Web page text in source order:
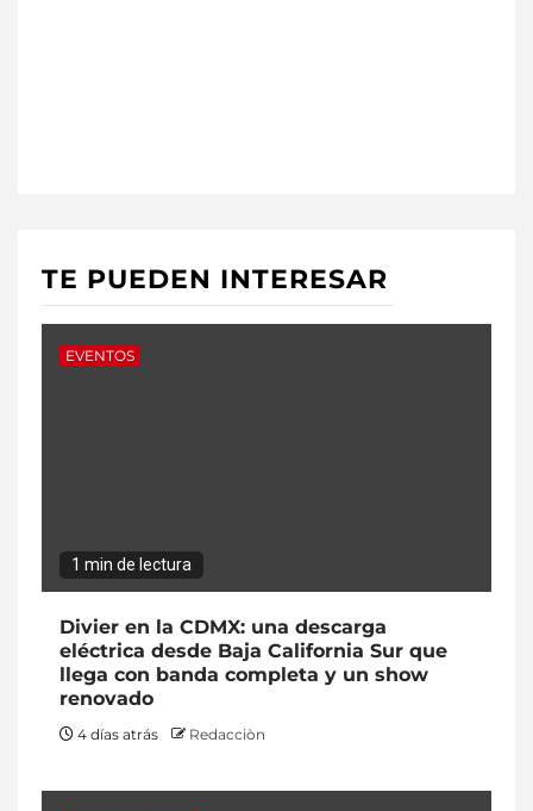
TE PUEDEN INTERESAR
EVENTOS
1 min de lectura
Divier en la CDMX: una descarga
eléctrica desde Baja California Sur que
llega con banda completa y un show
renovado
4 días atrás Redacciòn